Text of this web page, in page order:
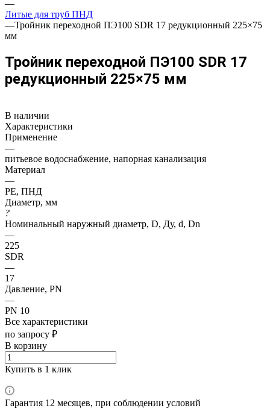
—
Литые для труб ПНД
—Тройник переходной ПЭ100 SDR 17 редукционный 225×75
мм
Тройник переходной ПЭ100 SDR 17
редукционный 225×75 мм
В наличии
Характеристики
Применение
—
питьевое водоснабжение, напорная канализация
Материал
—
PE, ПНД
Диаметр, мм
?
Номинальный наружный диаметр, D, Ду, d, Dn
—
225
SDR
—
17
Давление, PN
—
PN 10
Все характеристики
по запросу ₽
В корзину
Купить в 1 клик
Гарантия 12 месяцев, при соблюдении условий